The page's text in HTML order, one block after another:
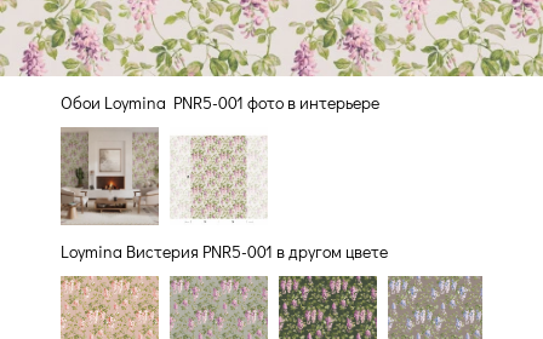
Обои Loymina PNR5-001 фото в интерьере
Loymina Вистерия PNR5-001 в другом цвете